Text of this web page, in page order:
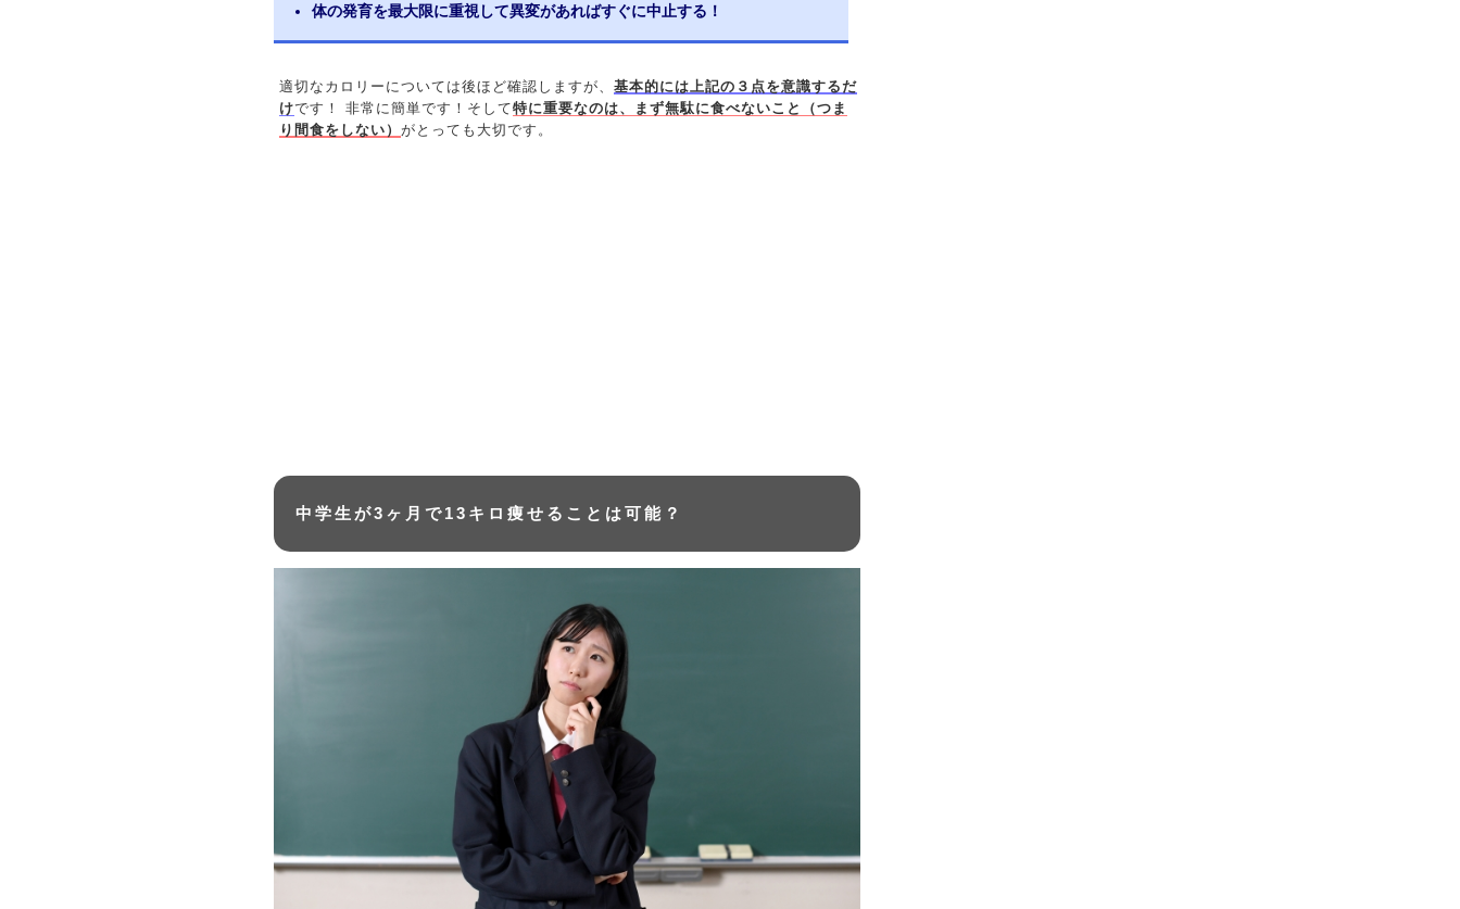
体の発育を最大限に重視して異変があればすぐに中止する！
適切なカロリーについては後ほど確認しますが、 基本的には上記の３点を意識するだ
けです！ 非常に簡単です！そして特に重要なのは、まず無駄に食べないこと（つま
り間食をしない） がとっても大切です。
中学生が3ヶ月で13キロ痩せることは可能？